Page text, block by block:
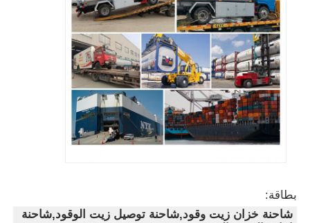
بطاقة:
شاحنة خزان زيت وقود,شاحنة توصيل زيت الوقود,شاحنة